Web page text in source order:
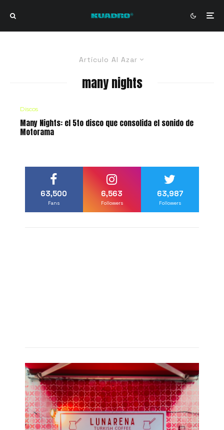
Artículo Al Azar
many nights
Discos
Many Nights: el 5to disco que consolida el sonido de
Motorama
63,500
Fans
6,563
Followers
63,987
Followers